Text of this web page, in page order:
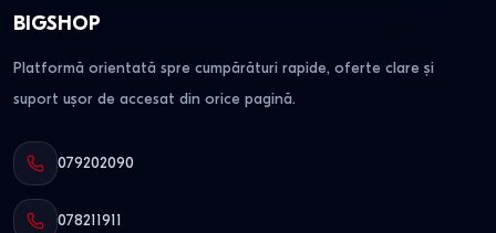
BIGSHOP
Platformă orientată spre cumpărături rapide, oferte clare și
suport ușor de accesat din orice pagină.
079202090
078211911